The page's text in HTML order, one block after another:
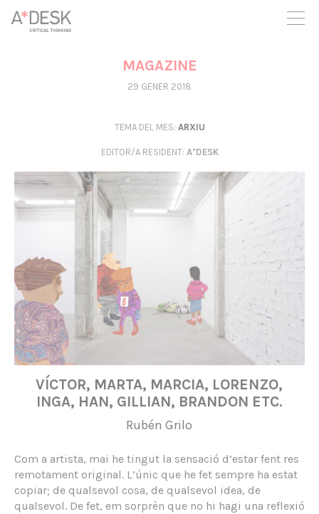
seguim necessitant-te per a poder seguir endavant. Ara pots
participar del projecte i recolzar-lo.
MAGAZINE
29 GENER 2018
TEMA DEL MES: ARXIU
EDITOR/A RESIDENT: A*DESK
VÍCTOR, MARTA, MARCIA, LORENZO,
INGA, HAN, GILLIAN, BRANDON ETC.
Rubén Grilo
Com a artista, mai he tingut la sensació d’estar fent res
remotament original. L’únic que he fet sempre ha estat
copiar; de qualsevol cosa, de qualsevol idea, de
qualsevol. De fet, em sorprèn que no hi hagi una reflexió